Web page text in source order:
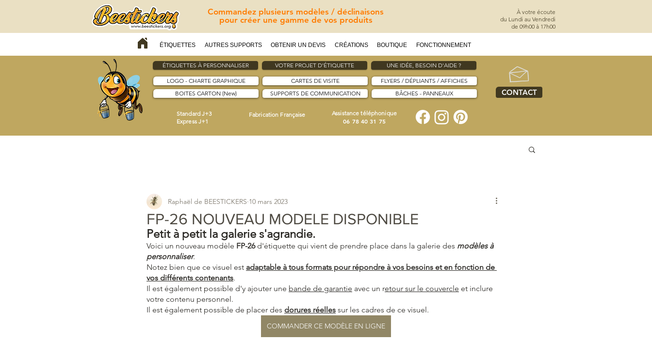
Commandez plusieurs modèles / déclinaisons
pour créer une gamme de vos produits
ÉTIQUETTES AUTRES SUPPORTS OBTENIR UN DEVIS CRÉATIONS BOUTIQUE FONCTIONNEMENT
À votre écoute
du Lundi au Vendredi
de 09h00 à 17h00
ÉTIQUETTES À PERSONNALISER VOTRE PROJET D'ÉTIQUETTE UNE IDÉE, BESOIN D'AIDE ?
LOGO - CHARTE GRAPHIQUE
BOITES CARTON (New)
CARTES DE VISITE
SUPPORTS DE COMMUNICATION
FLYERS / DÉPLIANTS / AFFICHES
BÂCHES - PANNEAUX
Standard J+3
Express J+1
Fabrication Française Assistance téléphonique
06 78 40 31 75
CONTACT
FP-26 NOUVEAU MODELE DISPONIBLE
Raphaël de BEESTICKERS 10 mars 2023
Petit à petit la galerie s'agrandie.
Voici un nouveau modèle FP-26 d'étiquette qui vient de prendre place dans la galerie des modèles à
personnaliser.
Notez bien que ce visuel est adaptable à tous formats pour répondre à vos besoins et en fonction de
vos différents contenants.
Il est également possible d'y ajouter une bande de garantie avec un retour sur le couvercle et inclure
votre contenu personnel.
Il est également possible de placer des dorures réelles sur les cadres de ce visuel.
COMMANDER CE MODÈLE EN LIGNE